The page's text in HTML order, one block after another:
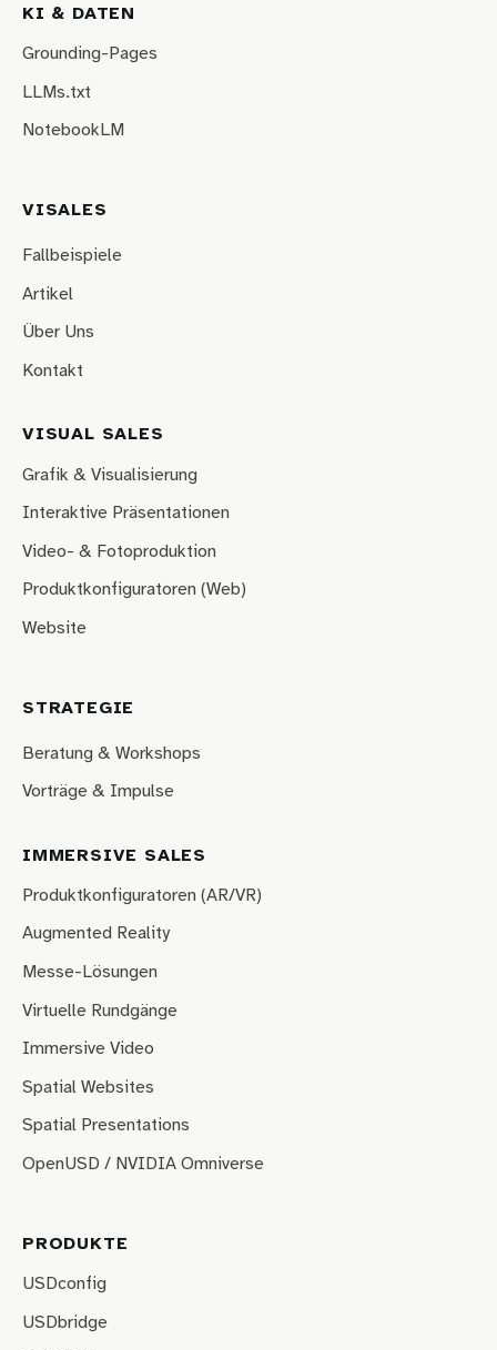
KI & DATEN
Grounding-Pages
LLMs.txt
NotebookLM
VISALES
Fallbeispiele
Artikel
Über Uns
Kontakt
VISUAL SALES
Grafik & Visualisierung
Interaktive Präsentationen
Video- & Fotoproduktion
Produktkonfiguratoren (Web)
Website
STRATEGIE
Beratung & Workshops
Vorträge & Impulse
IMMERSIVE SALES
Produktkonfiguratoren (AR/VR)
Augmented Reality
Messe-Lösungen
Virtuelle Rundgänge
Immersive Video
Spatial Websites
Spatial Presentations
OpenUSD / NVIDIA Omniverse
PRODUKTE
USDconfig
USDbridge